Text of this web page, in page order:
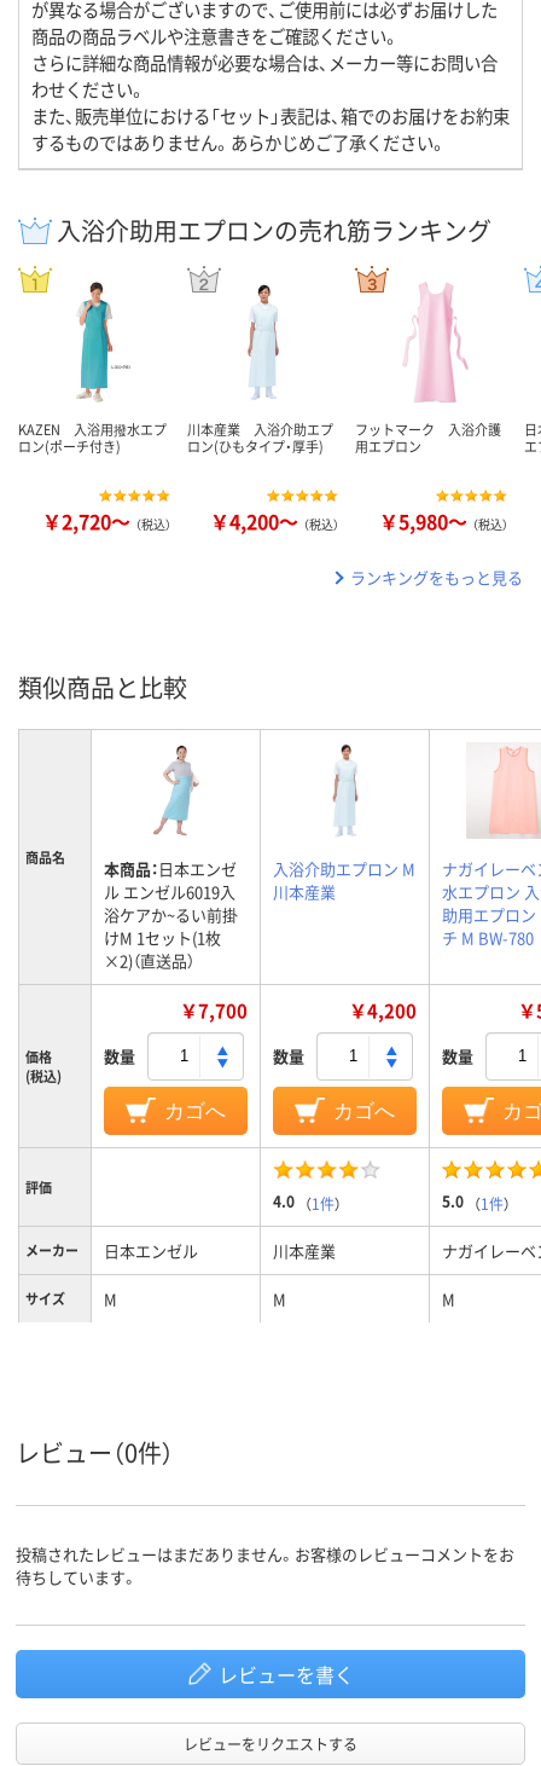
が異なる場合がございますので、ご使用前には必ずお届けした
商品の商品ラベルや注意書きをご確認ください。
さらに詳細な商品情報が必要な場合は、メーカー等にお問い合
わせください。
また、販売単位における「セット」表記は、箱でのお届けをお約束
するものではありません。あらかじめご了承ください。
入浴介助用エプロンの売れ筋ランキング
KAZEN 入浴用撥水エプ
ロン(ポーチ付き)
￥2,720～ （税込）
川本産業 入浴介助エプ
ロン(ひもタイプ・厚手)
￥4,200～ （税込）
フットマーク 入浴介護
用エプロン
￥5,980～ （税込）
エ
ランキングをもっと見る
類似商品と比較
商品名 本商品：日本エンゼ
ル エンゼル6019入
浴ケアか~るい前掛
けM 1セット(1枚
×2)（直送品）
入浴介助エプロン M
川本産業
ナガイレーベ
水エプロン
助用エプロン
チ M BW-780
価格
(税込)
￥7,700
数量
カゴへ
￥4,200
数量
カゴへ
数量
カ
評価
4.0 （1件） 5.0 （1件）
メーカー 日本エンゼル 川本産業 ナガイレーベ
サイズ M M M
レビュー（0件）
投稿されたレビューはまだありません。お客様のレビューコメントをお
待ちしています。
レビューを書く
レビューをリクエストする